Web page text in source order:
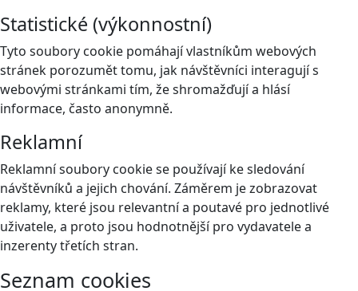
Statistické (výkonnostní)
Tyto soubory cookie pomáhají vlastníkům webových
stránek porozumět tomu, jak návštěvníci interagují s
webovými stránkami tím, že shromažďují a hlásí
informace, často anonymně.
Reklamní
Reklamní soubory cookie se používají ke sledování
návštěvníků a jejich chování. Záměrem je zobrazovat
reklamy, které jsou relevantní a poutavé pro jednotlivé
uživatele, a proto jsou hodnotnější pro vydavatele a
inzerenty třetích stran.
Seznam cookies